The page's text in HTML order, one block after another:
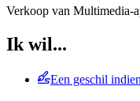
Verkoop van Multimedia-
Ik wil...
Een geschil